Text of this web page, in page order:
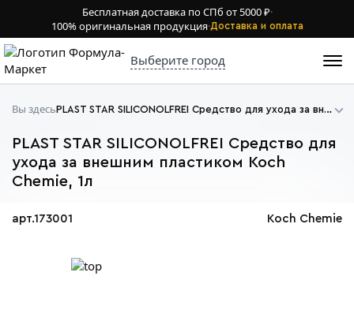
Бесплатная доставка по СПб от 5000 ₽·
100% оригинальная продукция·Доставка и оплата
Выберите город
Вы здесь
PLAST STAR SILICONOLFREI Средство для
ухода за внешним пластиком Koch
Chemie, 1л
арт.173001 Koch Chemie